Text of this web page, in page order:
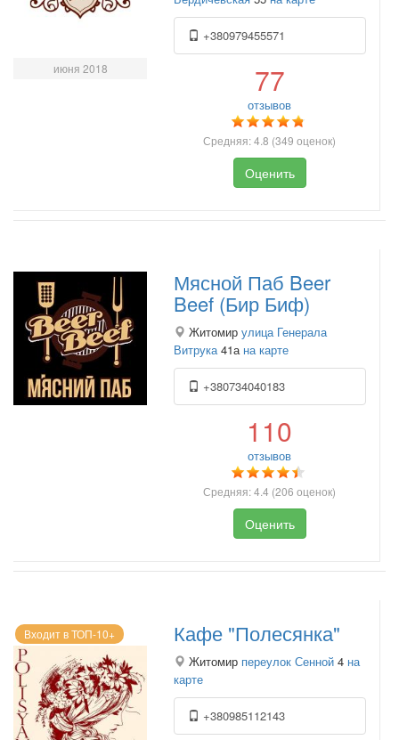
июня 2018
+380979455571
77
отзывов
Средняя:4.8 (349 оценок)
Оценить
Мясной Паб Beer
Beef (Бир Биф)
Житомир улица Генерала
Витрука41а на карте
+380734040183
110
отзывов
Средняя:4.4 (206 оценок)
Оценить
Входит в ТОП-10+ Кафе "Полесянка"
Житомир переулок Сенной 4 на
карте
+380985112143